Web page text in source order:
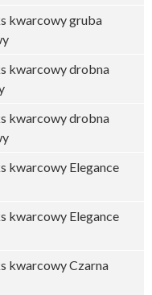
kwarcowy gruba
kwarcowy drobna
kwarcowy drobna
kwarcowy Elegance
kwarcowy Elegance
kwarcowy Czarna